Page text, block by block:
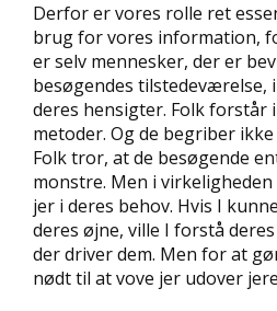
Derfor er vores rolle ret
brug for vores information,
er selv mennesker, der er
besøgendes tilstedeværelse,
deres hensigter. Folk forstår
metoder. Og de begriber
Folk tror, at de besøgende
monstre. Men i
jer i deres behov. Hvis I
deres øjne, ville I forstå
der driver dem. Men for at
nødt til at vove jer udover